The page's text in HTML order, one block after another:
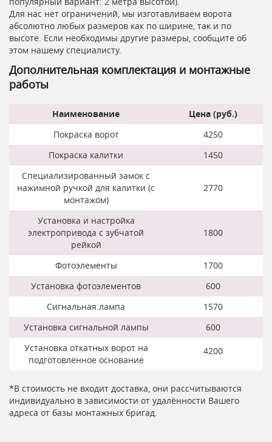
Для нас нет ограничений, мы изготавливаем ворота
абсолютно любых размеров как по ширине, так и по
высоте. Если необходимы другие размеры, сообщите об
этом нашему специалисту.
Дополнительная комплектация и монтажные
работы
Наименование
Цена (руб.)
Покраска ворот
4250
Покраска калитки
1450
Специализированный замок с
нажимной ручкой для калитки (с
монтажом)
2770
Установка и настройка
электропривода с зубчатой
рейкой
1800
Фотоэлементы
1700
Установка фотоэлементов
600
Сигнальная лампа
1570
Установка сигнальной лампы
600
Установка откатных ворот на
подготовленное основание
4200
*В стоимость не входит доставка, они рассчитываются
индивидуально в зависимости от удалённости Вашего
адреса от базы монтажных бригад.